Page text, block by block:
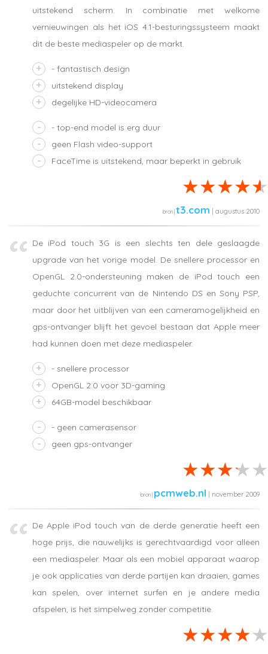
uitstekend scherm. In combinatie met welkome
vernieuwingen als het iOS 4.1-besturingssysteem maakt
dit de beste mediaspeler op de markt.
- fantastisch design
uitstekend display
degelijke HD-videocamera
- top-end model is erg duur
geen Flash video-support
FaceTime is uitstekend, maar beperkt in gebruik
t3.com | augustus 2010
De iPod touch 3G is een slechts ten dele geslaagde
upgrade van het vorige model. De snellere processor en
OpenGL 2.0-ondersteuning maken de iPod touch een
geduchte concurrent van de Nintendo DS en Sony PSP,
maar door het uitblijven van een cameramogelijkheid en
gps-ontvanger blijft het gevoel bestaan dat Apple meer
had kunnen doen met deze mediaspeler.
- snellere processor
OpenGL 2.0 voor 3D-gaming
64GB-model beschikbaar
- geen camerasensor
geen gps-ontvanger
pcmweb.nl | november 2009
De Apple iPod touch van de derde generatie heeft een
hoge prijs, die nauwelijks is gerechtvaardigd voor alleen
een mediaspeler. Maar als een mobiel apparaat waarop
je ook applicaties van derde partijen kan draaien, games
kan spelen, over internet surfen en je andere media
afspelen, is het simpelweg zonder competitie.